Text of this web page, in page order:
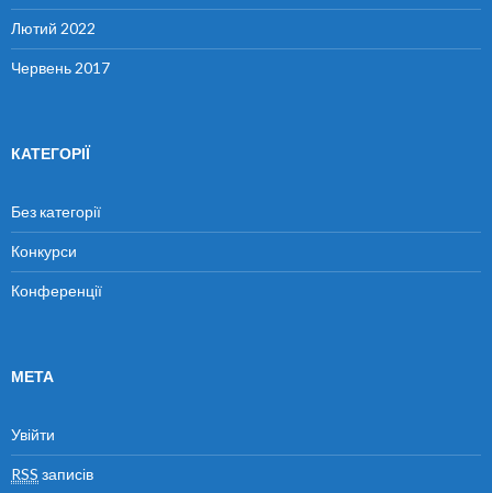
Лютий 2022
Червень 2017
КАТЕГОРІЇ
Без категорії
Конкурси
Конференції
МЕТА
Увійти
RSS записів